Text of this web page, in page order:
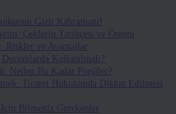
Gizli Kahramanı!
Çeklerin Tarihçesi ve Önemi
Riskler ve Avantajlar
Kullanılmalı?
Neden Bu Kadar Popüler?
Ticaret Hukukunda Dikkat Edilmesi
Bilmeniz Gerekenler